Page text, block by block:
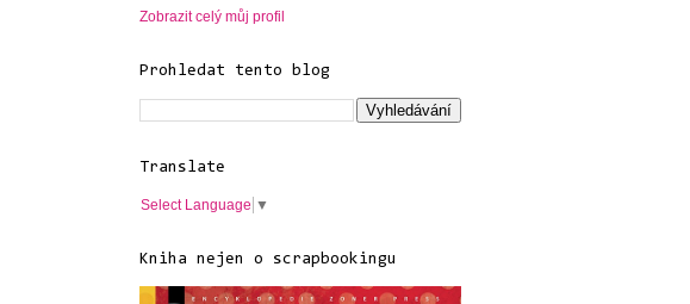
Zobrazit celý můj profil
Prohledat tento blog
Translate
Select Language ▼
Kniha nejen o scrapbookingu